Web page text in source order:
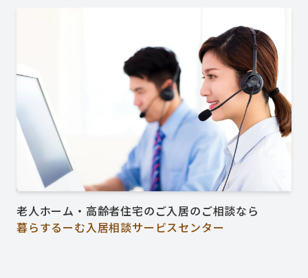
老人ホーム・高齢者住宅のご入居のご相談なら
暮らするーむ入居相談サービスセンター